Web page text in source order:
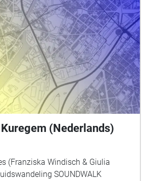
(Nederlands)
(Franziska Windisch & Giulia